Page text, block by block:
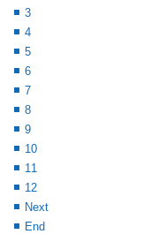
3
4
5
6
7
8
9
10
11
12
Next
End